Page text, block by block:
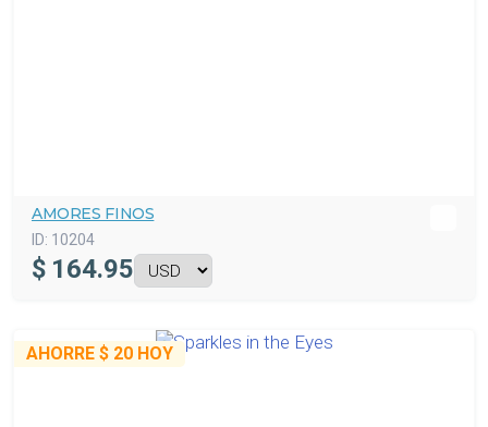
AMORES FINOS
ID: 10204
$ 164.95
AHORRE $ 20 HOY